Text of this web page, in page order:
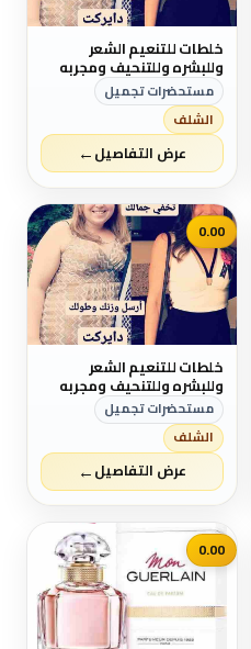
خلطات للتنعيم الشعر
وللبشره وللتنحيف ومجربه
ومصرحه من الصحه والدواء
مستحضرات تجميل
الشلف
عرض التفاصيل←
0.00
خلطات للتنعيم الشعر
وللبشره وللتنحيف ومجربه
ومصرحه من الصحه والدواء
مستحضرات تجميل
الشلف
عرض التفاصيل←
0.00